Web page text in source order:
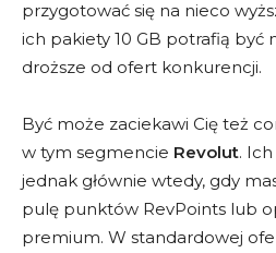
przygotować się na nieco
ich pakiety 10 GB potrafią być
droższe od ofert konkurencji.
Być może zaciekawi Cię też
w tym segmencie Revolut. Ich
jednak głównie wtedy, gdy
pulę punktów RevPoints lub
premium. W standardowej